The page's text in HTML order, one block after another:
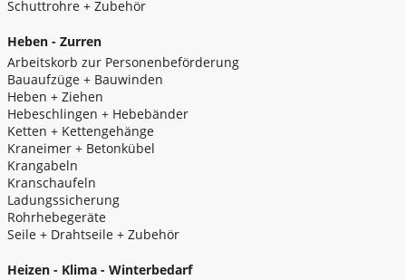
Schuttrohre + Zubehör
Heben - Zurren
Arbeitskorb zur Personenbeförderung
Bauaufzüge + Bauwinden
Heben + Ziehen
Hebeschlingen + Hebebänder
Ketten + Kettengehänge
Kraneimer + Betonkübel
Krangabeln
Kranschaufeln
Ladungssicherung
Rohrhebegeräte
Seile + Drahtseile + Zubehör
Heizen - Klima - Winterbedarf